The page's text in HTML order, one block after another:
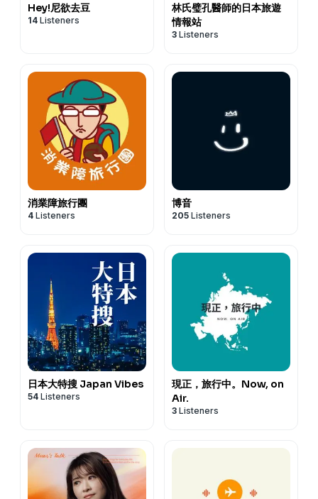
Hey!尼欲去豆
14 Listeners
林氏璧孔醫師的日本旅遊
情報站
3 Listeners
消業障旅行團
4 Listeners
博音
205 Listeners
日本大特搜 Japan Vibes
54 Listeners
現正，旅行中。Now, on
Air.
3 Listeners